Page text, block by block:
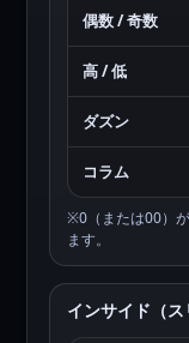
偶数 / 奇数
高 / 低
ダズン
コラム
※0（または00）
ます。
インサイド（ス